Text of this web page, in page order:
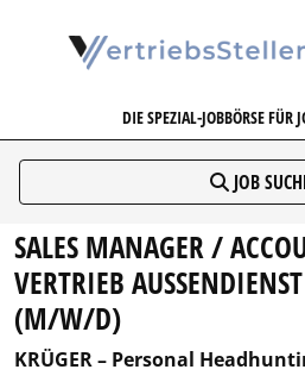
DIE SPEZIAL-JOBBÖRSE FÜR
JOB
SALES MANAGER /
VERTRIEB
M/W/D)
KRÜGER – Personal